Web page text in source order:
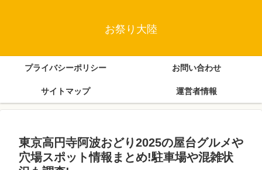
お祭り大陸
プライバシーポリシー お問い合わせ
サイトマップ 運営者情報
東京高円寺阿波おどり2025の屋台グルメや
穴場スポット情報まとめ!駐車場や混雑状